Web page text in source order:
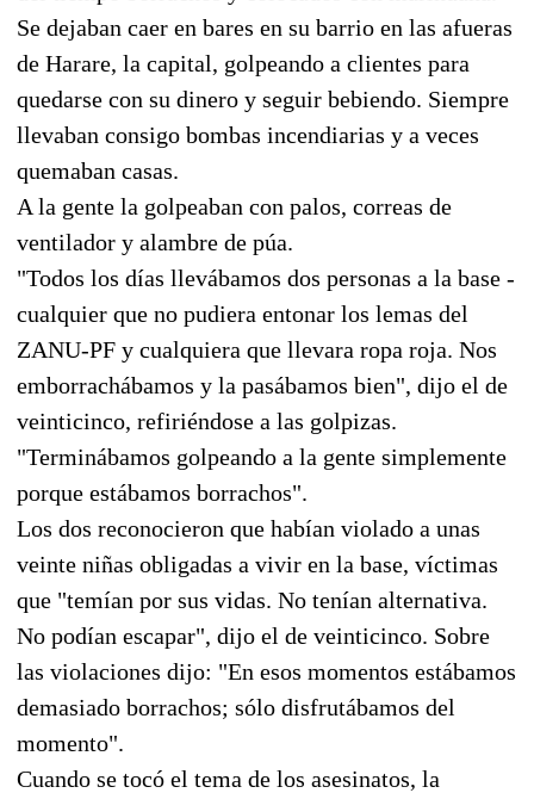
Se dejaban caer en bares en su barrio en las afueras
de Harare, la capital, golpeando a clientes para
quedarse con su dinero y seguir bebiendo. Siempre
llevaban consigo bombas incendiarias y a veces
quemaban casas.
A la gente la golpeaban con palos, correas de
ventilador y alambre de púa.
"Todos los días llevábamos dos personas a la base -
cualquier que no pudiera entonar los lemas del
ZANU-PF y cualquiera que llevara ropa roja. Nos
emborrachábamos y la pasábamos bien", dijo el de
veinticinco, refiriéndose a las golpizas.
"Terminábamos golpeando a la gente simplemente
porque estábamos borrachos".
Los dos reconocieron que habían violado a unas
veinte niñas obligadas a vivir en la base, víctimas
que "temían por sus vidas. No tenían alternativa.
No podían escapar", dijo el de veinticinco. Sobre
las violaciones dijo: "En esos momentos estábamos
demasiado borrachos; sólo disfrutábamos del
momento".
Cuando se tocó el tema de los asesinatos, la